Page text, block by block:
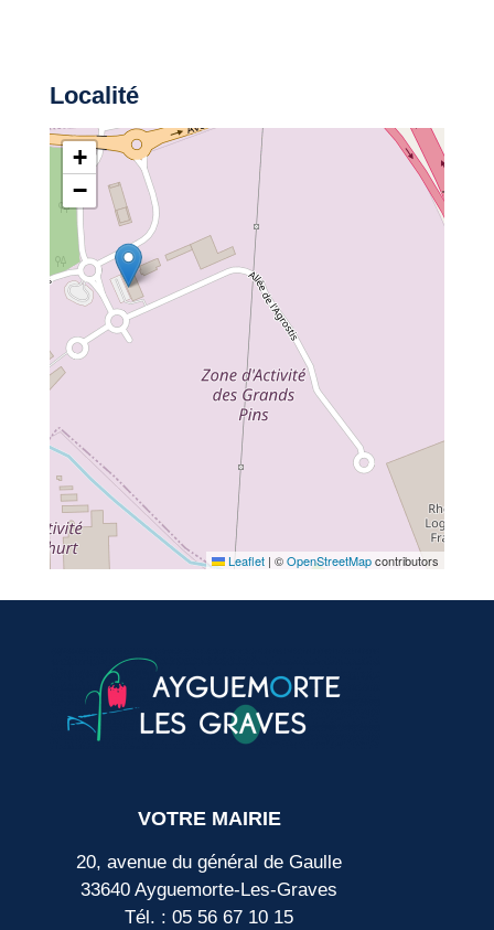
Localité
+
−
Leaflet | ©OpenStreetMapcontributors
VOTRE MAIRIE
20, avenue du général de Gaulle
33640 Ayguemorte-Les-Graves
Tél. : 05 56 67 10 15